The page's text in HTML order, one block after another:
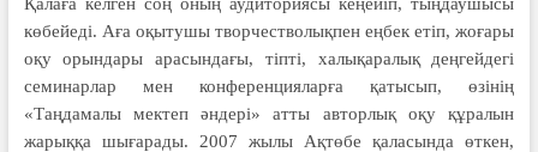
көбейеді. Аға оқытушы творчестволықпен еңбек етіп, жоғары
оқу орындары арасындағы, тіпті, халықаралық деңгейдегі
семинарлар мен конференцияларға қатысып, өзінің
«Таңдамалы мектеп әндері» атты авторлық оқу құралын
жарыққа шығарады. 2007 жылы Ақтөбе қаласында өткен,